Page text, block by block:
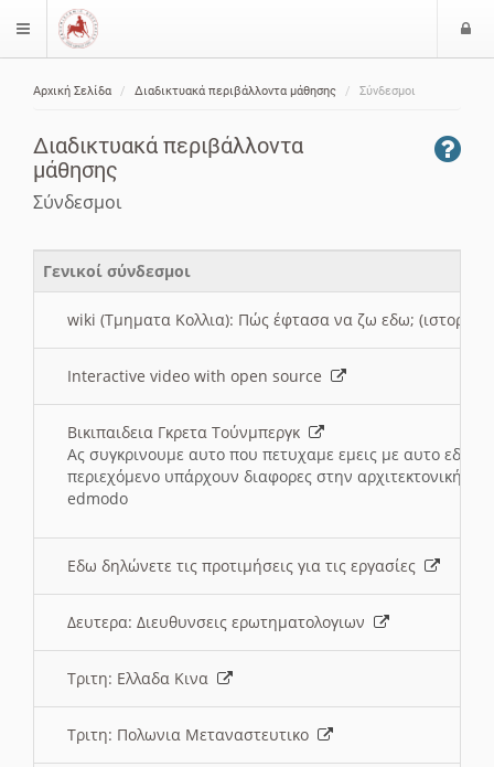
$langMenu
Αρχική Σελίδα Διαδικτυακά περιβάλλοντα μάθησης Σύνδεσμοι
Διαδικτυακά περιβάλλοντα
μάθησης
Σύνδεσμοι
Γενικοί σύνδεσμοι
wiki (Τμηματα Κολλια): Πώς έφτασα να ζω εδω; (ιστορια)
Interactive video with open source
Βικιπαιδεια Γκρετα Τούνμπεργκ
Ας συγκρινουμε αυτο που πετυχαμε εμεις με αυτο εδω
περιεχόμενο υπάρχουν διαφορες στην αρχιτεκτονική
edmodo
Εδω δηλώνετε τις προτιμήσεις για τις εργασίες
Δευτερα: Διευθυνσεις ερωτηματολογιων
Τριτη: Ελλαδα Κινα
Τριτη: Πολωνια Μεταναστευτικο